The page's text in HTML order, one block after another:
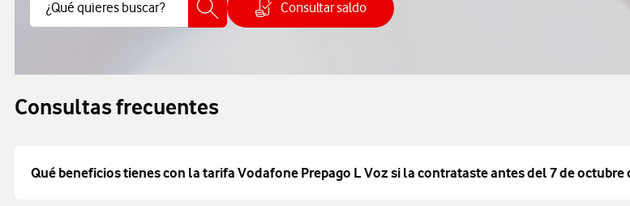
¿Qué quieres buscar?
Buscar Contenido
Consultar saldo
Cómo consultar tu saldo
Consultas frecuentes
Qué beneficios tienes con la tarifa Vodafone Prepago L Voz si la contrataste antes del 7 de octubre